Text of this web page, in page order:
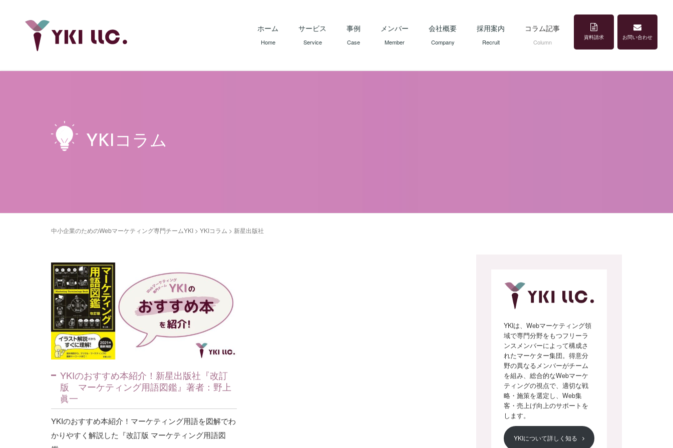
ホーム
Home
サービス
Service
事例
Case
メンバー
Member
会社概要
Company
採用案内
Recruit
コラム記事
Column
資料請求 お問い合わせ
YKIコラム
中小企業のためのWebマーケティング専門チームYKI > YKIコラム > 新星出版社
YKIのおすすめ本紹介！新星出版社『改訂
版 マーケティング用語図鑑』著者：野上
眞一
YKIのおすすめ本紹介！マーケティング用語を図解でわ
かりやすく解説した『改訂版 マーケティング用語図
YKIは、Webマーケティング領
域で専門分野をもつフリーラ
ンスメンバーによって構成さ
れたマーケター集団。得意分
野の異なるメンバーがチーム
を組み、総合的なWebマーケ
ティングの視点で、適切な戦
略・施策を選定し、Web集
客・売上げ向上のサポートを
します。
YKIについて詳しく知る